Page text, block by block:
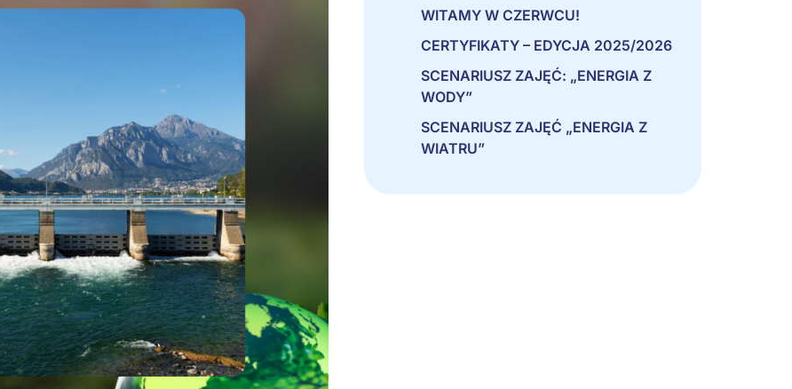
WITAMY W CZERWCU!
CERTYFIKATY – EDYCJA 2025/2026
SCENARIUSZ ZAJĘĆ: „ENERGIA Z
WODY”
SCENARIUSZ ZAJĘĆ „ENERGIA Z
WIATRU”